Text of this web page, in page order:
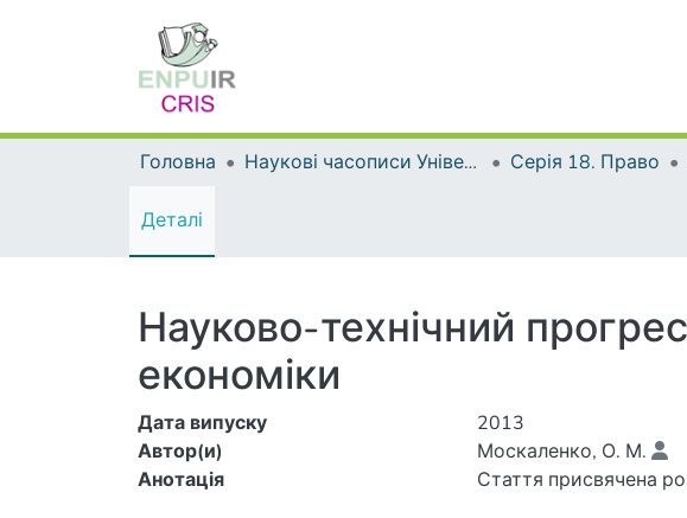
Головна Наукові часописи Університету Серія 18. Право
Деталі
Науково-технічний
економіки
Дата випуску
2013
Автор(и)
Москаленко, О. М.
Анотація